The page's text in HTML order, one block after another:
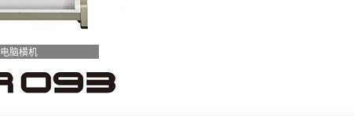
电脑横机